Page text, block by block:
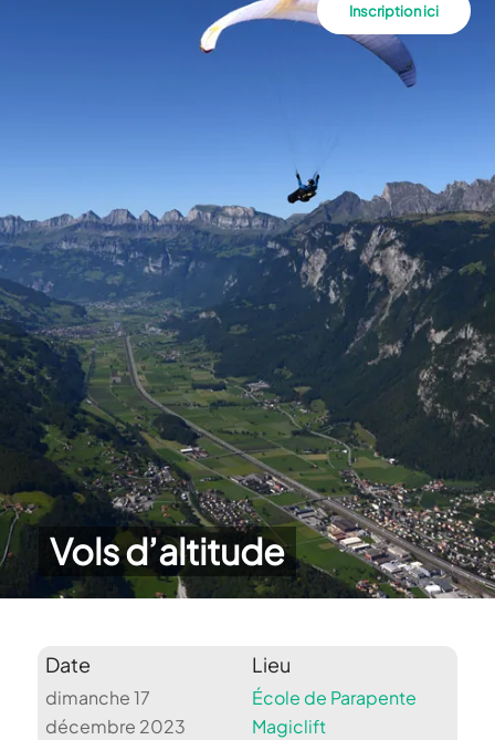
Vols d’altitude
Inscription ici
Date
dimanche 17
décembre 2023
Lieu
École de Parapente
Magiclift